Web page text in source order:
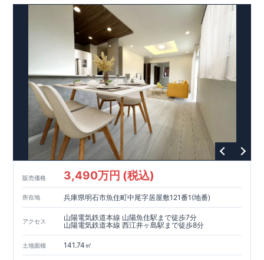
販売価格 3,490万円 (税込)
所在地 兵庫県明石市魚住町中尾字居屋敷121番1(地番)
アクセス
山陽電気鉄道本線 山陽魚住駅まで徒歩7分
山陽電気鉄道本線 西江井ヶ島駅まで徒歩8分
土地面積 141.74㎡